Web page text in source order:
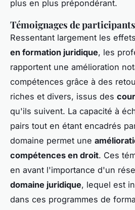
plus en plus prépondérant.
Témoignages de
Ressentant largement les
en formation juridique, les
rapportent une amélioration
compétences grâce à des
riches et divers, issus des
qu'ils suivent. La capacité à
pairs tout en étant encadrés
domaine permet une
compétences en droit. Ces
en avant l'importance d'un
domaine juridique, lequel est
dans ces programmes de